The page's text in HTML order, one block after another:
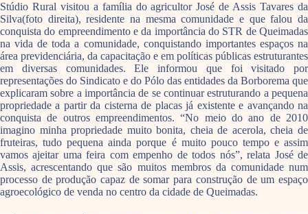
Stúdio Rural visitou a família do agricultor José de Assis Tavares da
Silva(foto direita), residente na mesma comunidade e que falou da
conquista do empreendimento e da importância do STR de Queimadas
na vida de toda a comunidade, conquistando importantes espaços na
área previdenciária, da capacitação e em políticas públicas estruturantes
em diversas comunidades. Ele informou que foi visitado por
representações do Sindicato e do Pólo das entidades da Borborema que
explicaram sobre a importância de se continuar estruturando a pequena
propriedade a partir da cisterna de placas já existente e avançando na
conquista de outros empreendimentos. “No meio do ano de 2010
imagino minha propriedade muito bonita, cheia de acerola, cheia de
fruteiras, tudo pequena ainda porque é muito pouco tempo e assim
vamos ajeitar uma feira com empenho de todos nós”, relata José de
Assis, acrescentando que são muitos membros da comunidade num
processo de produção capaz de somar para construção de um espaço
agroecológico de venda no centro da cidade de Queimadas.